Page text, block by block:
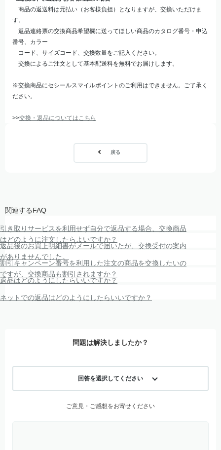
商品の返送料は元払い（お客様負担）となりますが、交換いただけま
す。
返品連絡票の交換商品希望欄に送ってほしい商品のカタログ番号・申込
番号、カラー
コード、サイズコード、交換数量をご記入ください。
交換によるご注文として基本配送料を無料でお届けします。
※交換商品にセシールスマイルポイントのご利用はできません。ご了承く
ださい。
>>交換・返品についてはこちら
戻る
関連するFAQ
引き取りサービスを利用せず自分で返品する場合、交換商品
はどのように注文したらよいですか？
返品後のお買上明細書がメールで届いたが、交換受付の案内
がありませんでした。
割引キャンペーン番号を利用した注文の商品を交換したいの
ですが、交換商品も割引されますか？
返品はどのようにしたらいいですか？
ネットでの返品はどのようにしたらいいですか？
問題は解決しましたか？
回答を選択してください
ご意見・ご感想をお寄せください